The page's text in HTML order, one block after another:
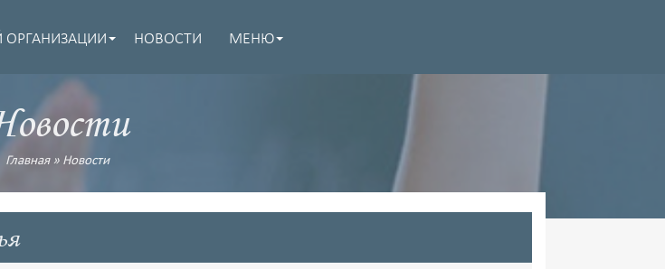
ОРГАНИЗАЦИИ НОВОСТИ МЕНЮ
Главная» Новости